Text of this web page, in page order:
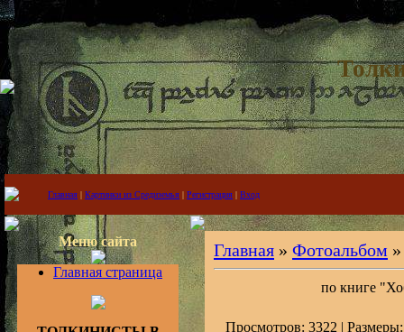
Главная | Картинки из Средиземья | Регистрация | Вход
Меню сайта
Главная страница
Главная » Фотоальбом
по книге
Просмотров: 3322 |